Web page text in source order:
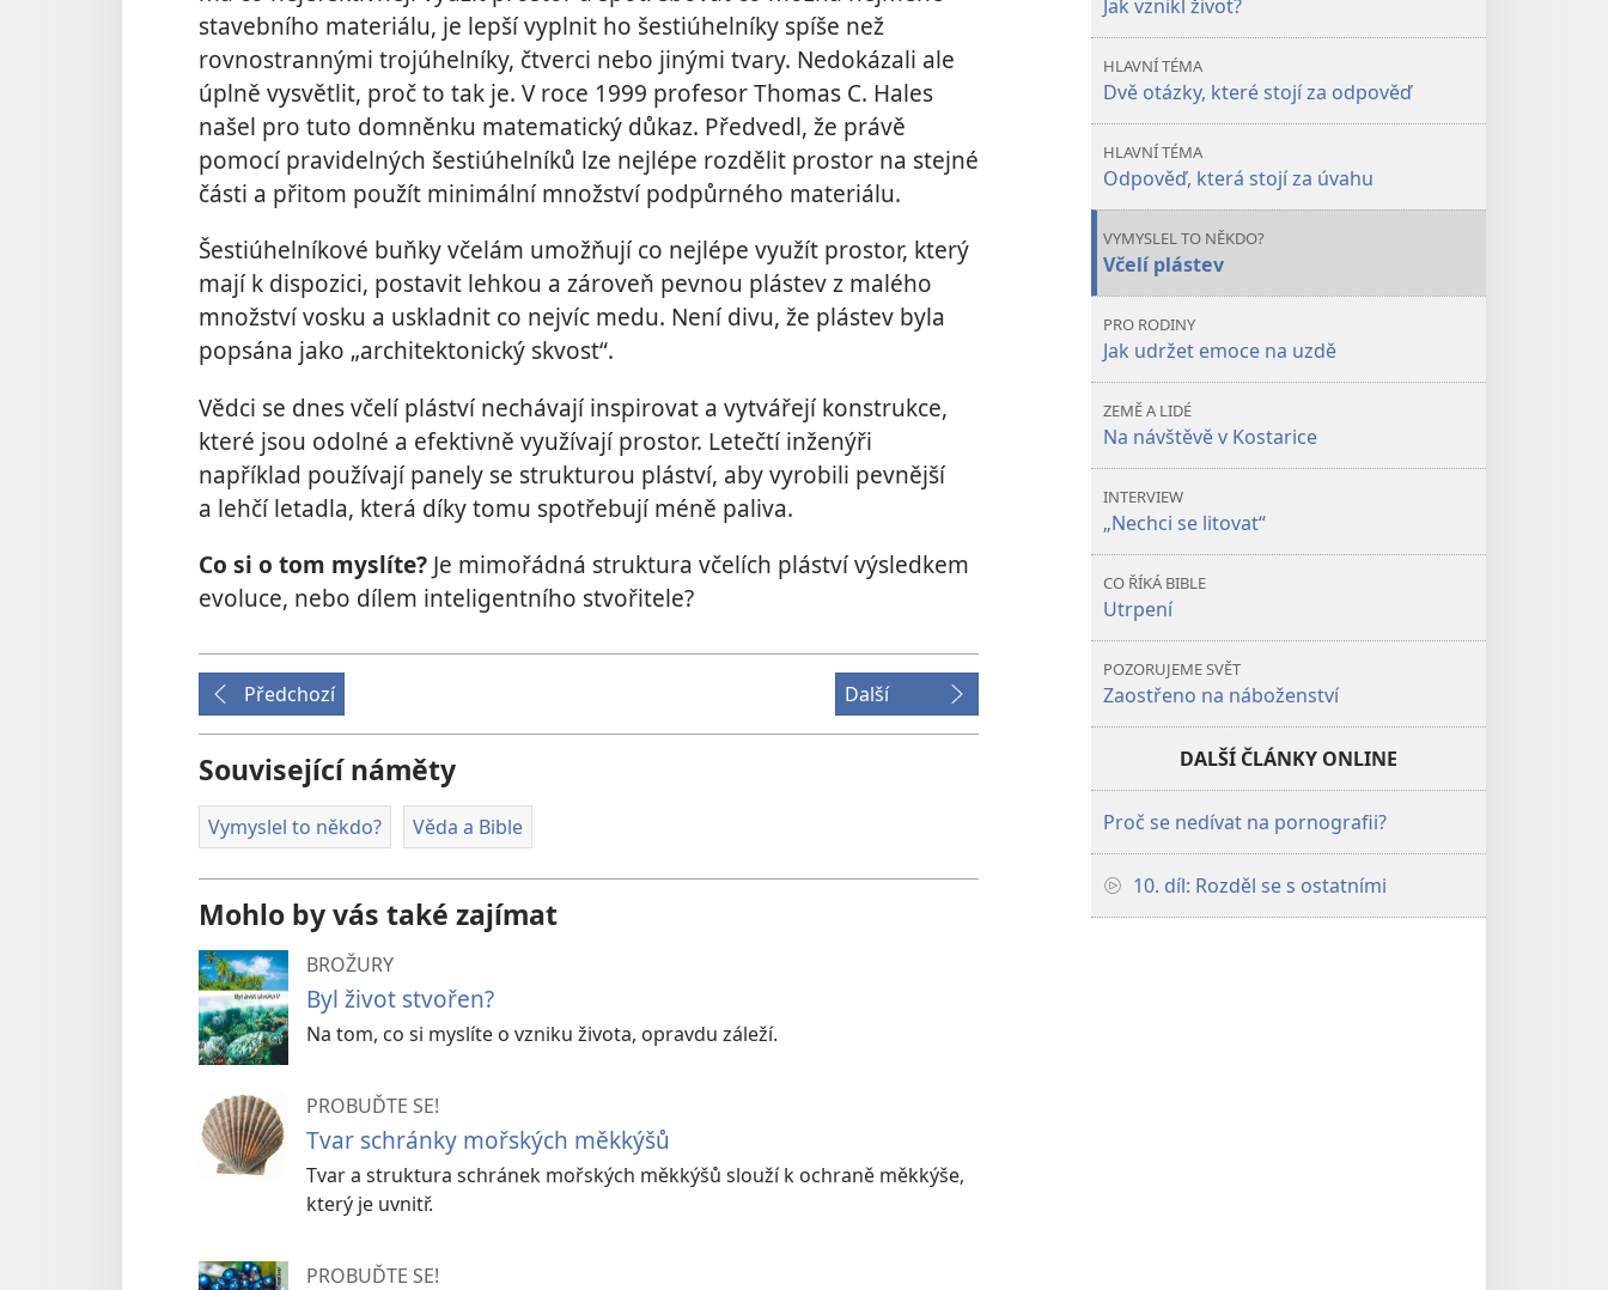
stavebního materiálu, je lepší vyplnit ho šestiúhelníky spíše než
rovnostrannými trojúhelníky, čtverci nebo jinými tvary. Nedokázali ale
úplně vysvětlit, proč to tak je. V roce 1999 profesor Thomas C. Hales
našel pro tuto domněnku matematický důkaz. Předvedl, že právě
pomocí pravidelných šestiúhelníků lze nejlépe rozdělit prostor na stejné
části a přitom použít minimální množství podpůrného materiálu.
Šestiúhelníkové buňky včelám umožňují co nejlépe využít prostor, který
mají k dispozici, postavit lehkou a zároveň pevnou plástev z malého
množství vosku a uskladnit co nejvíc medu. Není divu, že plástev byla
popsána jako „architektonický skvost“.
Vědci se dnes včelí pláství nechávají inspirovat a vytvářejí konstrukce,
které jsou odolné a efektivně využívají prostor. Letečtí inženýři
například používají panely se strukturou pláství, aby vyrobili pevnější
a lehčí letadla, která díky tomu spotřebují méně paliva.
Co si o tom myslíte? Je mimořádná struktura včelích pláství výsledkem
evoluce, nebo dílem inteligentního stvořitele?
Předchozí Další
Související náměty
Vymyslel to někdo? Věda a Bible
Mohlo by vás také zajímat
BROŽURY
Byl život stvořen?
Na tom, co si myslíte o vzniku života, opravdu záleží.
PROBUĎTE SE!
Tvar schránky mořských měkkýšů
Tvar a struktura schránek mořských měkkýšů slouží k ochraně měkkýše,
který je uvnitř.
PROBUĎTE SE!
Jak vznikl život?
HLAVNÍ TÉMA
Dvě otázky, které stojí za odpověď
HLAVNÍ TÉMA
Odpověď, která stojí za úvahu
VYMYSLEL TO NĚKDO?
Včelí plástev
PRO RODINY
Jak udržet emoce na uzdě
ZEMĚ A LIDÉ
Na návštěvě v Kostarice
INTERVIEW
„Nechci se litovat“
CO ŘÍKÁ BIBLE
Utrpení
POZORUJEME SVĚT
Zaostřeno na náboženství
DALŠÍ ČLÁNKY ONLINE
Proč se nedívat na pornografii?
10. díl: Rozděl se s ostatními